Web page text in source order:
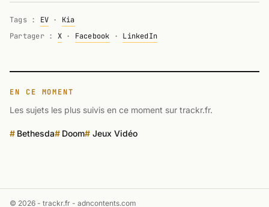
Tags : EV · Kia
Partager : X· Facebook · LinkedIn
EN CE MOMENT
Les sujets les plus suivis en ce moment sur trackr.fr.
Bethesda Doom Jeux Vidéo
© 2026 - trackr.fr - adncontents.com